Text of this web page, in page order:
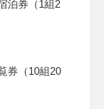
泊券（1組2
券（10組20